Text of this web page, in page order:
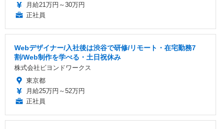
月給21万円～30万円
正社員
Webデザイナー/入社後は渋谷で研修/リモート・在宅勤務7
割/Web制作を学べる・土日祝休み
株式会社ビヨンドワークス
東京都
月給25万円～52万円
正社員